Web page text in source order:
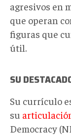
agresivos en
que operan
figuras que
útil.
SU
Su currículo
su
Democracy